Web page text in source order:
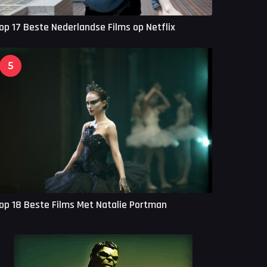
17 Beste Nederlandse Films op Netflix
5
18 Beste Films Met Natalie Portman